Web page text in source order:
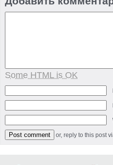
Some HTML is OK
or, reply to this post